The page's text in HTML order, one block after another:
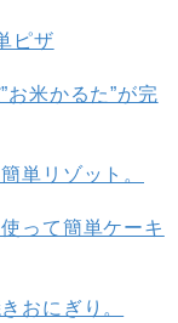
ピザ
米かるた”が完
単リゾット。
って簡単ケーキ
おにぎり。